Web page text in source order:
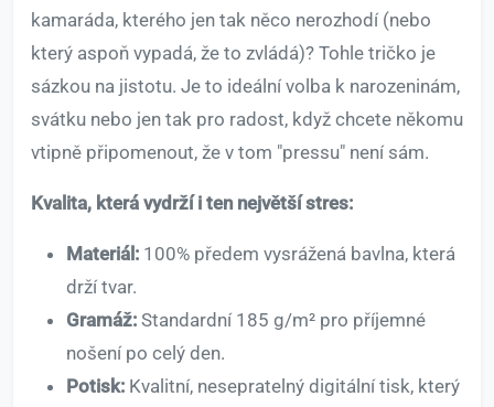
kamaráda, kterého jen tak něco nerozhodí (nebo
který aspoň vypadá, že to zvládá)? Tohle tričko je
sázkou na jistotu. Je to ideální volba k narozeninám,
svátku nebo jen tak pro radost, když chcete někomu
vtipně připomenout, že v tom "pressu" není sám.
Kvalita, která vydrží i ten největší stres:
Materiál: 100% předem vysrážená bavlna, která
drží tvar.
Gramáž: Standardní 185 g/m² pro příjemné
nošení po celý den.
Potisk: Kvalitní, nesepratelný digitální tisk, který